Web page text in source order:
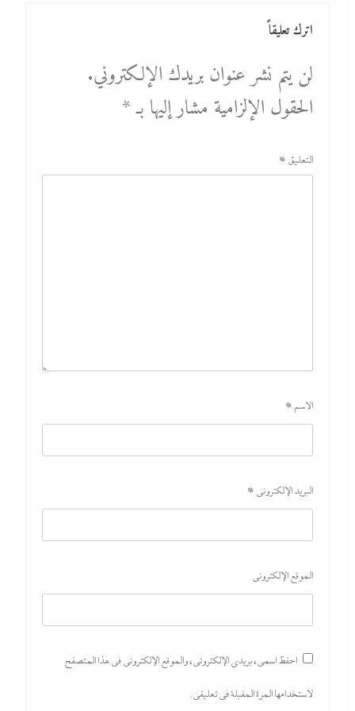
اترك تعليقاً
لن يتم نشر عنوان بريدك الإلكتروني.
الحقول الإلزامية مشار إليها بـ*
التعليق *
الاسم *
البريد الإلكتروني *
الموقع الإلكتروني
احفظ اسمي، بريدي الإلكتروني، والموقع الإلكتروني في هذا المتصفح
لاستخدامها المرة المقبلة في تعليقي.
مصر تتجه لإسناد تطوير “الجفيرة” بالساحل الشمالي لمستثمر إماراتي بقيمة